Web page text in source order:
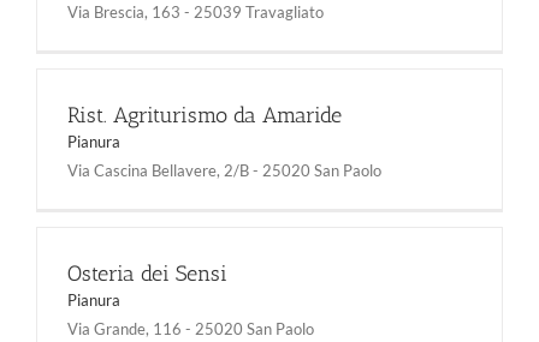
Via Brescia, 163 - 25039 Travagliato
Rist. Agriturismo da Amaride
Pianura
Via Cascina Bellavere, 2/B - 25020 San Paolo
Osteria dei Sensi
Pianura
Via Grande, 116 - 25020 San Paolo